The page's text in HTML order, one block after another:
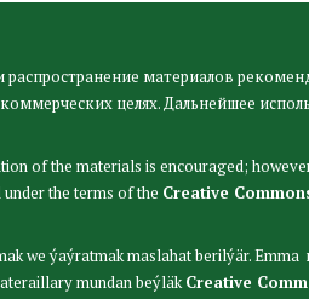
распространение материалов
целях. Дальнейшее
of the materials is encouraged;
the terms of the Creative
we ýaýratmak maslahat berilýär.
mundan beýläkCreative